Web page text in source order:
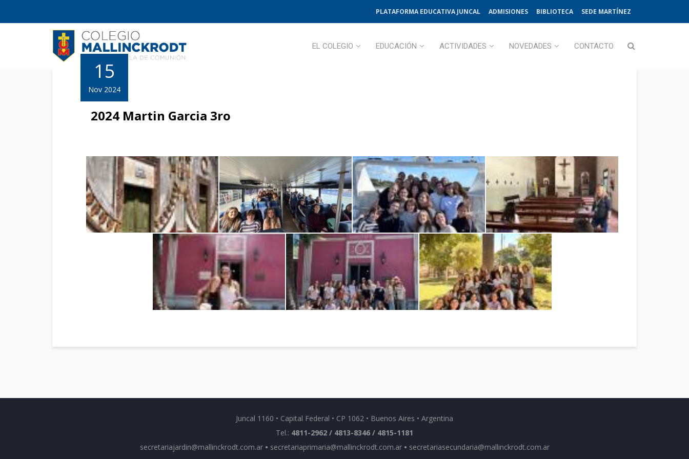
PLATAFORMA EDUCATIVA JUNCAL ADMISIONES BIBLIOTECA SEDE MARTÍNEZ
EL COLEGIO EDUCACIÓN ACTIVIDADES NOVEDADES CONTACTO
15
Nov 2024
2024 Martin Garcia 3ro
Juncal 1160 • Capital Federal • CP 1062 • Buenos Aires • Argentina
Tel.: 4811-2962 / 4813-8346 / 4815-1181
secretariajardin@mallinckrodt.com.ar • secretariaprimaria@mallinckrodt.com.ar • secretariasecundaria@mallinckrodt.com.ar